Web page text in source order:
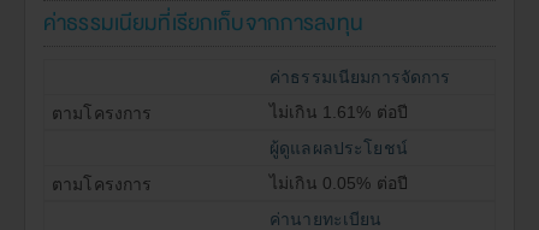
ค่าธรรมเนียมที่เรียกเก็บจากการลงทุน
ค่าธรรมเนียมการจัดการ
ไม่เกิน 1.61% ต่อปี
ผู้ดูแลผลประโยชน์
ไม่เกิน 0.05% ต่อปี
ค่านายทะเบียน